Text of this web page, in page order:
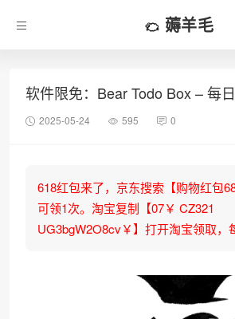
薅羊毛
软件限免：Bear Todo Box – 每
2025-05-24 595 0
618红包来了，京东搜索【购物红包
可领1次。淘宝复制【07￥ CZ321
UG3bgW2O8cv￥】打开淘宝领取，